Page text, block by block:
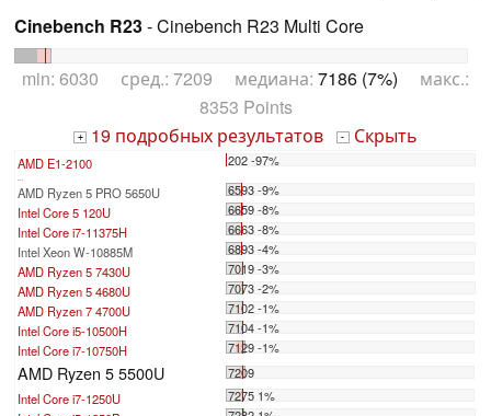
Cinebench R23- Cinebench R23 Multi Core
min: 6030 сред.: 7209 медиана: 7186 (7%) макс.:
8353 Points
+ 19 подробных результатов - Скрыть
AMD E1-2100 202 -97%
...
AMD Ryzen 5 PRO 5650U
6593 -9%
Intel Core 5 120U
6659 -8%
Intel Core i7-11375H
6663 -8%
Intel Xeon W-10885M
6893 -4%
AMD Ryzen 5 7430U
7019 -3%
AMD Ryzen 5 4680U
7073 -2%
AMD Ryzen 7 4700U
7102 -1%
Intel Core i5-10500H
7104 -1%
Intel Core i7-10750H
7129 -1%
AMD Ryzen 5 5500U
7209
Intel Core i7-1250U
7275 1%